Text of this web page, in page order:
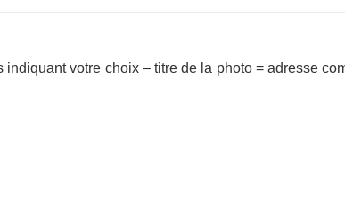
indiquant votre choix – titre de la photo = adresse